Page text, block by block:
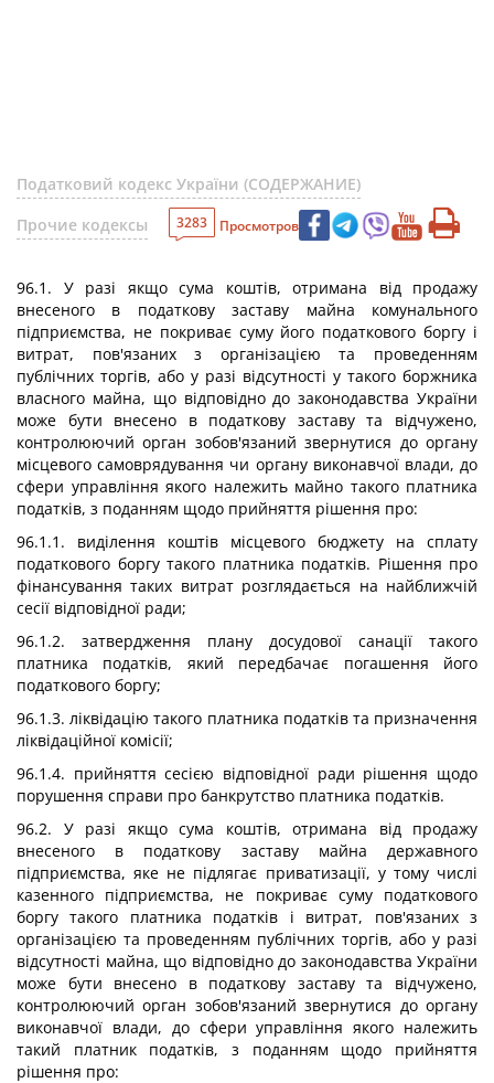
Податковий кодекс України (СОДЕРЖАНИЕ)
Прочие кодексы
3283 Просмотров
96.1. У разі якщо сума коштів, отримана від продажу
внесеного в податкову заставу майна комунального
підприємства, не покриває суму його податкового боргу і
витрат, пов'язаних з організацією та проведенням
публічних торгів, або у разі відсутності у такого боржника
власного майна, що відповідно до законодавства України
може бути внесено в податкову заставу та відчужено,
контролюючий орган зобов'язаний звернутися до органу
місцевого самоврядування чи органу виконавчої влади, до
сфери управління якого належить майно такого платника
податків, з поданням щодо прийняття рішення про:
96.1.1. виділення коштів місцевого бюджету на сплату
податкового боргу такого платника податків. Рішення про
фінансування таких витрат розглядається на найближчій
сесії відповідної ради;
96.1.2. затвердження плану досудової санації такого
платника податків, який передбачає погашення його
податкового боргу;
96.1.3. ліквідацію такого платника податків та призначення
ліквідаційної комісії;
96.1.4. прийняття сесією відповідної ради рішення щодо
порушення справи про банкрутство платника податків.
96.2. У разі якщо сума коштів, отримана від продажу
внесеного в податкову заставу майна державного
підприємства, яке не підлягає приватизації, у тому числі
казенного підприємства, не покриває суму податкового
боргу такого платника податків і витрат, пов'язаних з
організацією та проведенням публічних торгів, або у разі
відсутності майна, що відповідно до законодавства України
може бути внесено в податкову заставу та відчужено,
контролюючий орган зобов'язаний звернутися до органу
виконавчої влади, до сфери управління якого належить
такий платник податків, з поданням щодо прийняття
рішення про: